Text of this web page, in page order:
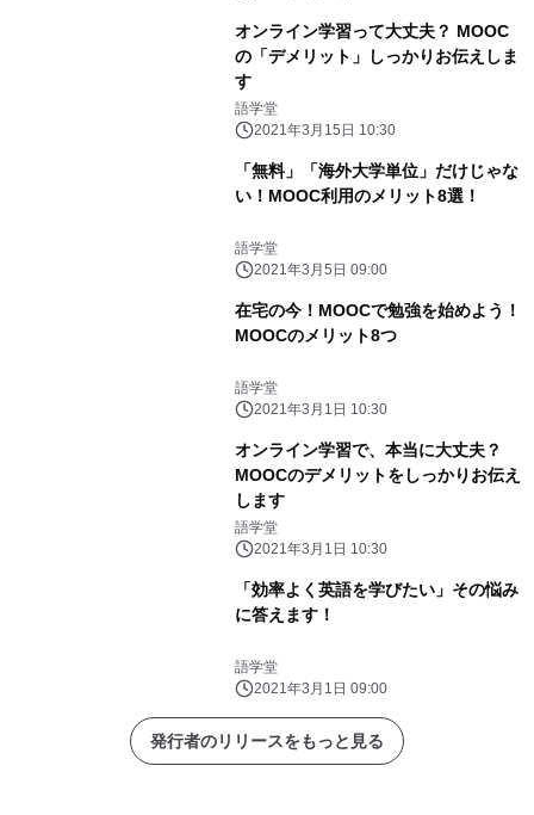
オンライン学習って大丈夫？ MOOC
の「デメリット」しっかりお伝えしま
す
語学堂
2021年3月15日 10:30
「無料」「海外大学単位」だけじゃな
い！MOOC利用のメリット8選！
語学堂
2021年3月5日 09:00
在宅の今！MOOCで勉強を始めよう！
MOOCのメリット8つ
語学堂
2021年3月1日 10:30
オンライン学習で、本当に大丈夫？
MOOCのデメリットをしっかりお伝え
します
語学堂
2021年3月1日 10:30
「効率よく英語を学びたい」その悩み
に答えます！
語学堂
2021年3月1日 09:00
発行者のリリースをもっと見る